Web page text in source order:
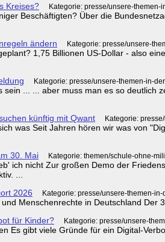
Kreises? Kategorie: presse/unsere-themen-
Beschäftigten? Über die
ändern Kategorie: presse/unsere-
1,75 Billionen US-Dollar - also
Kategorie: presse/unsere-themen-in-
sein ... ... aber muss man es so deutlich
künftig mit Qwant Kategorie:
was Seit Jahren hören wir was von
30. Mai Kategorie: themen/schule-ohne-
ich nicht Zur großen Demo der
...
2026 Kategorie: presse/unsere-themen-in-
Menschenrechte in Deutschland Der
für Kinder? Kategorie: presse/unsere-
Es gibt viele Gründe für ein Digital-